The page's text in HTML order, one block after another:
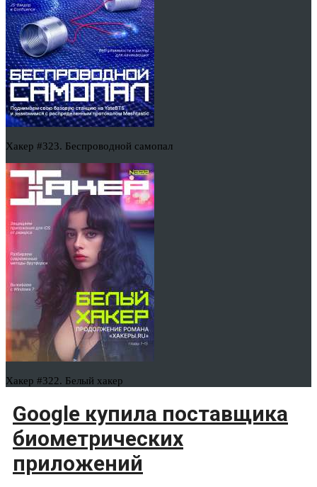
Хакер #323. Беспроводной самопал
Хакер #322. Белый хакер
Google купила поставщика
биометрических
приложений